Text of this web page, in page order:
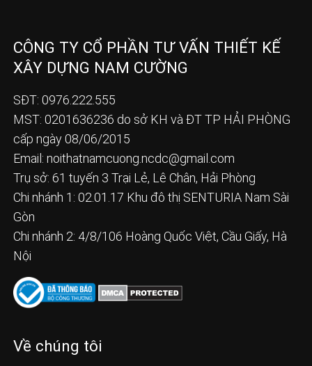
CÔNG TY CỔ PHẦN TƯ VẤN THIẾT KẾ
XÂY DỰNG NAM CƯỜNG
SĐT: 0976.222.555
MST: 0201636236 do sở KH và ĐT TP HẢI PHÒNG
cấp ngày 08/06/2015
Email: noithatnamcuong.ncdc@gmail.com
Trụ sở: 61 tuyến 3 Trại Lẻ, Lê Chân, Hải Phòng
Chi nhánh 1: 02.01.17 Khu đô thị SENTURIA Nam Sài
Gòn
Chi nhánh 2: 4/8/106 Hoàng Quốc Việt, Cầu Giấy, Hà
Nội
Về chúng tôi